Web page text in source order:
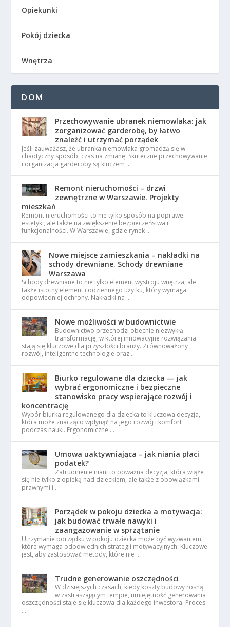
Opiekunki
Pokój dziecka
Wnętrza
DOM
Przechowywanie ubranek niemowlaka: jak
zorganizować garderobę, by łatwo
znaleźć i utrzymać porządek
Jeśli zauważasz, że ubranka niemowlaka gromadzą się w
chaotyczny sposób, czas na zmianę. Skuteczne przechowywanie
i organizacja garderoby są kluczem …
Remont nieruchomości – drzwi
zewnętrzne w Warszawie. Projekty
mieszkań
Remont nieruchomości to nie tylko sposób na poprawę
estetyki, ale także na zwiększenie bezpieczeństwa i
funkcjonalności. W Warszawie, gdzie rynek …
Nowe miejsce zamieszkania – nakładki na
schody drewniane. Schody drewniane
Warszawa
Schody drewniane to nie tylko element wystroju wnętrza, ale
także istotny element codziennego użytku, który wymaga
odpowiedniej ochrony. Nakładki na …
Nowe możliwości w budownictwie
Budownictwo przechodzi obecnie niezwykłą
transformację, w której innowacyjne rozwiązania
stają się kluczowe dla przyszłości branży. Zrównoważony
rozwój, inteligentne technologie oraz …
Biurko regulowane dla dziecka — jak
wybrać ergonomiczne i bezpieczne
stanowisko pracy wspierające rozwój i
koncentrację
Wybór biurka regulowanego dla dziecka to kluczowa decyzja,
która może znacząco wpłynąć na jego rozwój i komfort
podczas nauki. Ergonomiczne …
Umowa uaktywniająca – jak niania płaci
podatek?
Zatrudnienie niani to poważna decyzja, która wiąże
się nie tylko z opieką nad dzieckiem, ale także z obowiązkami
prawnymi i …
Porządek w pokoju dziecka a motywacja:
jak budować trwałe nawyki i
zaangażowanie w sprzątanie
Utrzymanie porządku w pokoju dziecka może być wyzwaniem,
które wymaga odpowiednich strategii motywacyjnych. Kluczowe
jest, aby zastosować metody, które nie …
Trudne generowanie oszczędności
W dzisiejszych czasach, kiedy koszty budowy rosną
w zastraszającym tempie, umiejętność generowania
oszczędności staje się kluczowa dla każdego inwestora. Proces
…